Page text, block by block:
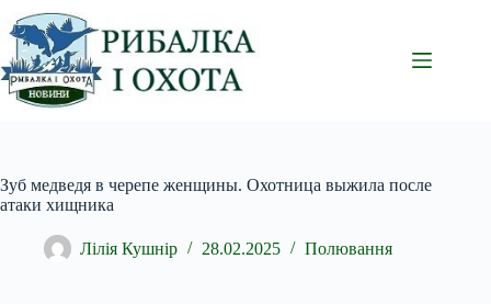
Перейти
до
вмісту
Зуб медведя в черепе женщины. Охотница выжила после
атаки хищника
Лілія Кушнір 28.02.2025 Полювання